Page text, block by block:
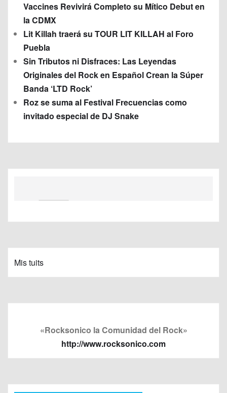
Vaccines Revivirá Completo su Mítico Debut en
la CDMX
Lit Killah traerá su TOUR LIT KILLAH al Foro
Puebla
Sin Tributos ni Disfraces: Las Leyendas
Originales del Rock en Español Crean la Súper
Banda ‘LTD Rock’
Roz se suma al Festival Frecuencias como
invitado especial de DJ Snake
Mis tuits
«Rocksonico la Comunidad del Rock»
http://www.rocksonico.com